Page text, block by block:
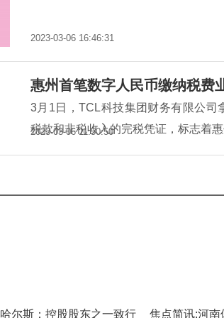
2023-03-06 16:46:31
惠州首笔数字人民币缴纳税费
3月1日，TCL科技集团财务有限公司
税款和非税收入的完税凭证，标志着
2023-03-06 11:50:50
哈尔斯：控股股东之一致行 焦点简讯:河南